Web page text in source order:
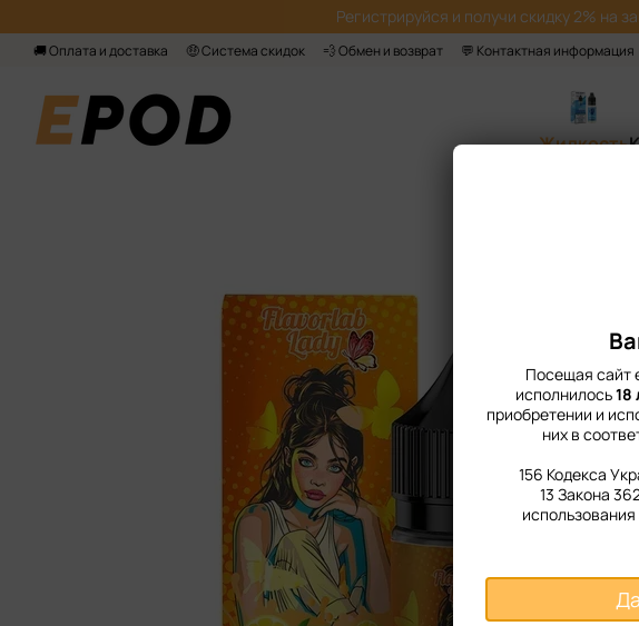
Регистрируйся‌ и получи скидку 2% на
🚚 Оплата и доставка 🤑 Система скидок 💨 Обмен и возврат 💬 Контактная информация
Жидкость
Посещая сайт
исполнилось18
приобретении и
них в
156 Кодекса
13 Закона